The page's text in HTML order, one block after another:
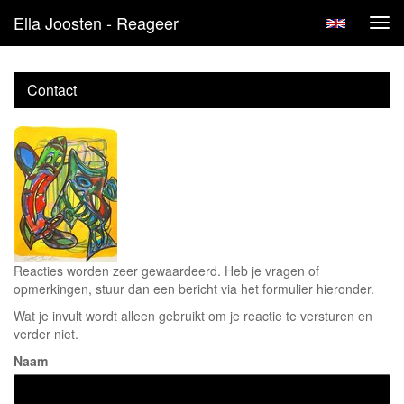
Ella Joosten - Reageer
Contact
Reacties worden zeer gewaardeerd. Heb je vragen of
opmerkingen, stuur dan een bericht via het formulier hieronder.
Wat je invult wordt alleen gebruikt om je reactie te versturen en
verder niet.
Naam